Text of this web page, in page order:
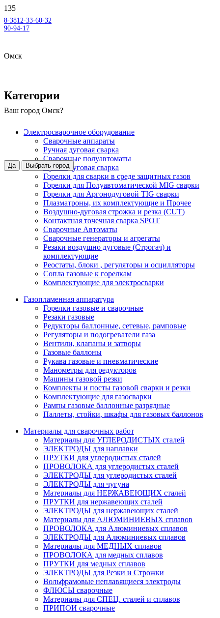
8-3812-33-60-32
90-94-17
Омск
Ваш город Омск?
Да Выбрать город
Категории
Электросварочное оборудование
Сварочные аппараты
Ручная дуговая сварка
Сварочные полуавтоматы
Аргонодуговая сварка
Горелки для сварки в среде защитных газов
Горелки для Полуавтоматической MIG сварки
Горелки для Аргонодуговой TIG сварки
Плазматроны, их комплектующие и Прочее
Воздушно-дуговая строжка и резка (CUT)
Контактная точечная сварка SPOT
Сварочные Автоматы
Сварочные генераторы и агрегаты
Резаки воздушно дуговые (Строгач) и
комплектующие
Реостаты, блоки , регуляторы и осцилляторы
Сопла газовые к горелкам
Комплектующие для электросварки
Газопламенная аппаратура
Горелки газовые и сварочные
Резаки газовые
Редукторы баллонные, сетевые, рамповые
Регуляторы и подогреватели газа
Вентили, клапаны и затворы
Газовые баллоны
Рукава газовые и пневматические
Манометры для редукторов
Машины газовой резки
Комплекты и посты газовой сварки и резки
Комплектующие для газосварки
Рампы газовые баллонные разрядные
Паллеты, стойки, шкафы для газовых баллонов
Материалы для сварочных работ
Материалы для УГЛЕРОДИСТЫХ сталей
ЭЛЕКТРОДЫ для наплавки
ПРУТКИ для углеродистых сталей
ПРОВОЛОКА для углеродистых сталей
ЭЛЕКТРОДЫ для углеродистых сталей
ЭЛЕКТРОДЫ для чугуна
Материалы для НЕРЖАВЕЮЩИХ сталей
ПРУТКИ для нержавеющих сталей
ЭЛЕКТРОДЫ для нержавеющих сталей
Материалы для АЛЮМИНИЕВЫХ сплавов
ПРОВОЛОКА для Алюминиевых сплавов
ЭЛЕКТРОДЫ для Алюминиевых сплавов
Материалы для МЕДНЫХ сплавов
ПРОВОЛОКА для медных сплавов
ПРУТКИ для медных сплавов
ЭЛЕКТРОДЫ для Резки и Строжки
Вольфрамовые неплавящиеся электроды
ФЛЮСЫ сварочные
Материалы для СПЕЦ. сталей и сплавов
ПРИПОИ сварочные